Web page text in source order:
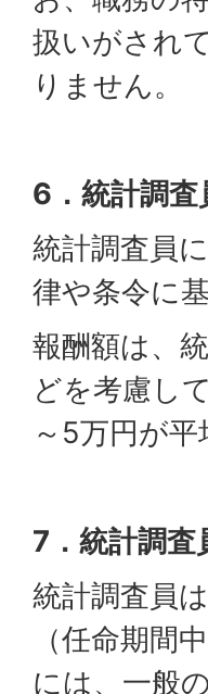
扱いがされ
りません。
6．統計調査
統計調査員
律や条令に
報酬額は、
どを考慮し
～5万円が平
7．統計調査
統計調査員
（任命期間
には、一般